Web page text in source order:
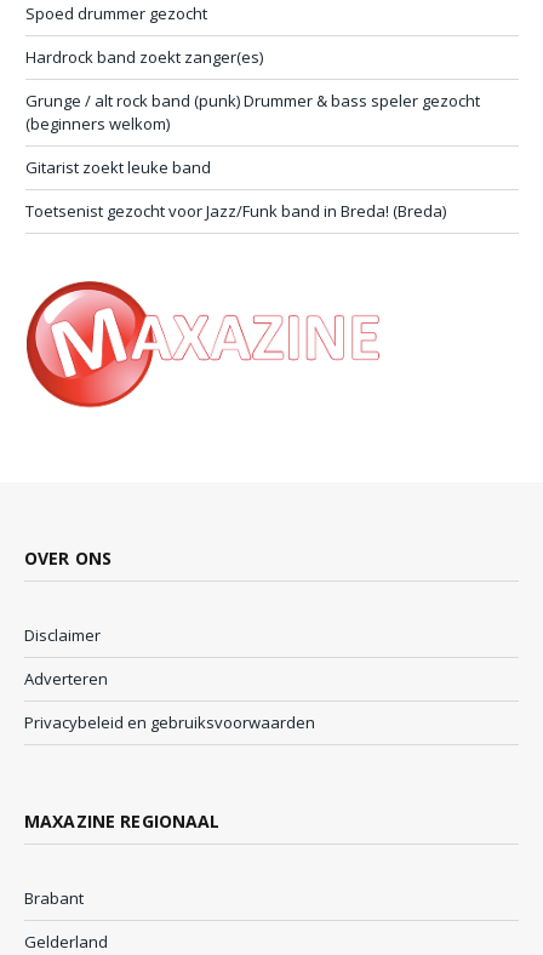
Spoed drummer gezocht
Hardrock band zoekt zanger(es)
Grunge / alt rock band (punk) Drummer & bass speler gezocht
(beginners welkom)
Gitarist zoekt leuke band
Toetsenist gezocht voor Jazz/Funk band in Breda! (Breda)
OVER ONS
Disclaimer
Adverteren
Privacybeleid en gebruiksvoorwaarden
MAXAZINE REGIONAAL
Brabant
Gelderland